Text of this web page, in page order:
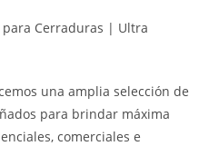
Cerraduras | Ultra
una amplia selección de
para brindar máxima
comerciales e